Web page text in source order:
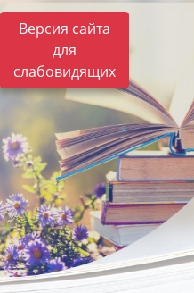
Версия сайта
для
слабовидящих